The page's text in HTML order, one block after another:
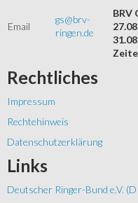
Email
gs@brv-
ringen.de
BRV
Rechtliches
Impressum
Rechtehinweis
Datenschutzerklärung
Links
Deutscher Ringer-Bund e.V.